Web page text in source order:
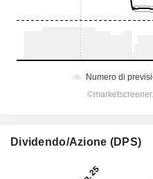
Dividendo/Azione (DPS)